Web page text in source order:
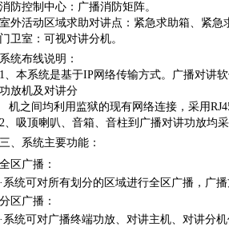
消防控制中心：广播消防矩阵。
室外活动区域求助对讲点：紧急求助箱、紧急
门卫室：可视对讲分机。
系统布线说明：
1、本系统是基于IP网络传输方式。广播对讲
功放机及对讲分
机之间均利用监狱的现有网络连接，采用
2、吸顶喇叭、音箱、音柱到广播对讲功放均采
三、系统主要功能：
全区广播：
·系统可对所有划分的区域进行全区广播，广
分区广播：
·系统可对广播终端功放、对讲主机、对讲分